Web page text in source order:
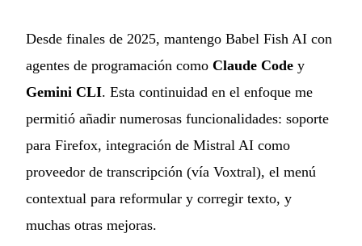
Desde finales de 2025, mantengo Babel Fish AI con
agentes de programación como Claude Code y
Gemini CLI. Esta continuidad en el enfoque me
permitió añadir numerosas funcionalidades: soporte
para Firefox, integración de Mistral AI como
proveedor de transcripción (vía Voxtral), el menú
contextual para reformular y corregir texto, y
muchas otras mejoras.